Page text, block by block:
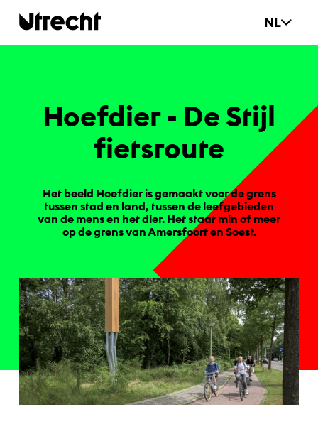
NL
Hoef­dier - De Sti­jl
fiets­rou­te
Het beeld Hoefdier is gemaakt voor de grens
tussen stad en land, tussen de leefgebieden
van de mens en het dier. Het staat min of meer
op de grens van Amersfoort en Soest.